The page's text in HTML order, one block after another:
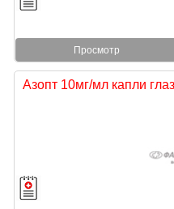
Просмотр
Азопт 10мг/мл капли